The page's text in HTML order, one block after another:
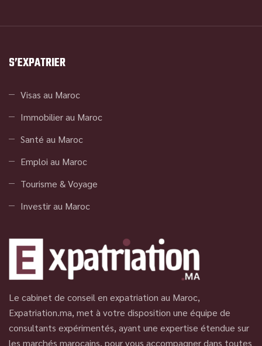
S’EXPATRIER
Visas au Maroc
Immobilier au Maroc
Santé au Maroc
Emploi au Maroc
Tourisme & Voyage
Investir au Maroc
Le cabinet de conseil en expatriation au Maroc,
Expatriation.ma, met à votre disposition une équipe de
consultants expérimentés, ayant une expertise étendue sur
les marchés marocains, pour vous accompagner dans toutes